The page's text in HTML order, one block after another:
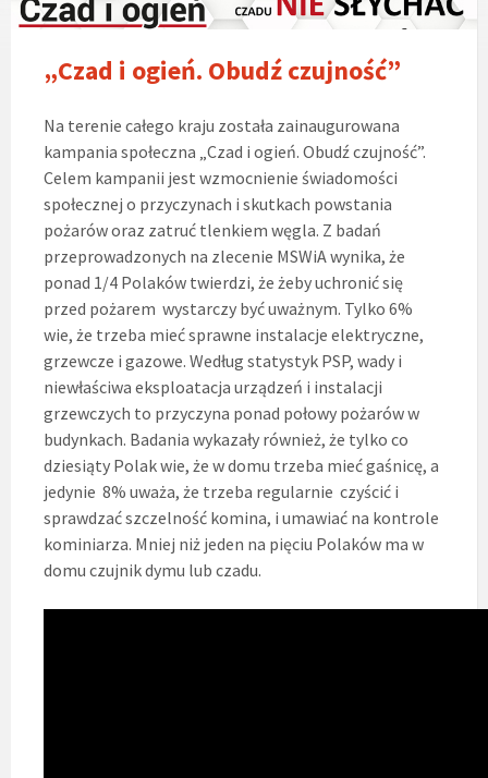
„Czad i ogień. Obudź czujność”
Na terenie całego kraju została zainaugurowana
kampania społeczna „Czad i ogień. Obudź czujność”.
Celem kampanii jest wzmocnienie świadomości
społecznej o przyczynach i skutkach powstania
pożarów oraz zatruć tlenkiem węgla. Z badań
przeprowadzonych na zlecenie MSWiA wynika, że
ponad 1/4 Polaków twierdzi, że żeby uchronić się
przed pożarem wystarczy być uważnym. Tylko 6%
wie, że trzeba mieć sprawne instalacje elektryczne,
grzewcze i gazowe. Według statystyk PSP, wady i
niewłaściwa eksploatacja urządzeń i instalacji
grzewczych to przyczyna ponad połowy pożarów w
budynkach. Badania wykazały również, że tylko co
dziesiąty Polak wie, że w domu trzeba mieć gaśnicę, a
jedynie 8% uważa, że trzeba regularnie czyścić i
sprawdzać szczelność komina, i umawiać na kontrole
kominiarza. Mniej niż jeden na pięciu Polaków ma w
domu czujnik dymu lub czadu.